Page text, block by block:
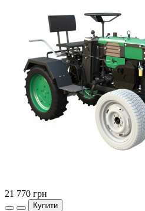
21 770 грн
Купити